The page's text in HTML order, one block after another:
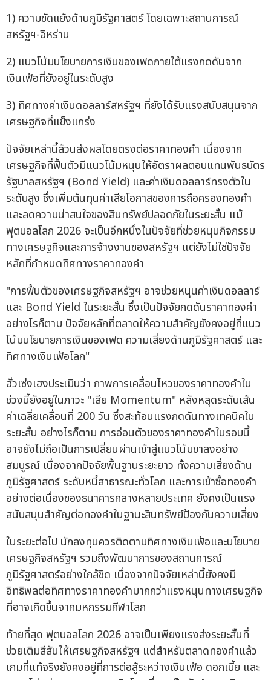
1) ความขัดแย้งด้านภูมิรัฐศาสตร์ โดยเฉพาะสถานการณ์
สหรัฐฯ-อิหร่าน
2) แนวโน้มนโยบายการเงินของเฟดภายใต้แรงกดดันจาก
เงินเฟ้อที่ยังอยู่ในระดับสูง
3) ทิศทางค่าเงินดอลลาร์สหรัฐฯ ที่ยังได้รับแรงสนับสนุนจาก
เศรษฐกิจที่แข็งแกร่ง
ปัจจัยเหล่านี้ล้วนส่งผลโดยตรงต่อราคาทองคำ เนื่องจาก
เศรษฐกิจที่ฟื้นตัวมีแนวโน้มหนุนให้อัตราผลตอบแทนพันธบัตร
รัฐบาลสหรัฐฯ (Bond Yield) และค่าเงินดอลลาร์ทรงตัวใน
ระดับสูง ซึ่งเพิ่มต้นทุนค่าเสียโอกาสของการถือครองทองคำ
และลดความน่าสนใจของสินทรัพย์ปลอดภัยในระยะสั้น แม้
ฟุตบอลโลก 2026 จะเป็นอีกหนึ่งในปัจจัยที่ช่วยหนุนกิจกรรม
ทางเศรษฐกิจและการจ้างงานของสหรัฐฯ แต่ยังไม่ใช่ปัจจัย
หลักที่กำหนดทิศทางราคาทองคำ
"การฟื้นตัวของเศรษฐกิจสหรัฐฯ อาจช่วยหนุนค่าเงินดอลลาร์
และ Bond Yield ในระยะสั้น ซึ่งเป็นปัจจัยกดดันราคาทองคำ
อย่างไรก็ตาม ปัจจัยหลักที่ตลาดให้ความสำคัญยังคงอยู่ที่แนว
โน้มนโยบายการเงินของเฟด ความเสี่ยงด้านภูมิรัฐศาสตร์ และ
ทิศทางเงินเฟ้อโลก"
ฮั่วเซ่งเฮงประเมินว่า ภาพการเคลื่อนไหวของราคาทองคำใน
ช่วงนี้ยังอยู่ในภาวะ "เสีย Momentum" หลังหลุดระดับเส้น
ค่าเฉลี่ยเคลื่อนที่ 200 วัน ซึ่งสะท้อนแรงกดดันทางเทคนิคใน
ระยะสั้น อย่างไรก็ตาม การอ่อนตัวของราคาทองคำในรอบนี้
อาจยังไม่ถือเป็นการเปลี่ยนผ่านเข้าสู่แนวโน้มขาลงอย่าง
สมบูรณ์ เนื่องจากปัจจัยพื้นฐานระยะยาว ทั้งความเสี่ยงด้าน
ภูมิรัฐศาสตร์ ระดับหนี้สาธารณะทั่วโลก และการเข้าซื้อทองคำ
อย่างต่อเนื่องของธนาคารกลางหลายประเทศ ยังคงเป็นแรง
สนับสนุนสำคัญต่อทองคำในฐานะสินทรัพย์ป้องกันความเสี่ยง
ในระยะต่อไป นักลงทุนควรติดตามทิศทางเงินเฟ้อและนโยบาย
เศรษฐกิจสหรัฐฯ รวมถึงพัฒนาการของสถานการณ์
ภูมิรัฐศาสตร์อย่างใกล้ชิด เนื่องจากปัจจัยเหล่านี้ยังคงมี
อิทธิพลต่อทิศทางราคาทองคำมากกว่าแรงหนุนทางเศรษฐกิจ
ที่อาจเกิดขึ้นจากมหกรรมกีฬาโลก
ท้ายที่สุด ฟุตบอลโลก 2026 อาจเป็นเพียงแรงส่งระยะสั้นที่
ช่วยเติมสีสันให้เศรษฐกิจสหรัฐฯ แต่สำหรับตลาดทองคำแล้ว
เกมที่แท้จริงยังคงอยู่ที่การต่อสู้ระหว่างเงินเฟ้อ ดอกเบี้ย และ